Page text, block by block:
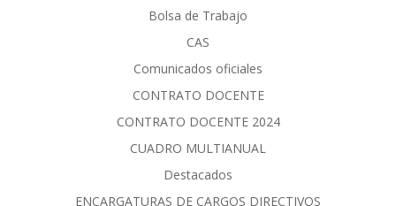
Bolsa de Trabajo
CAS
Comunicados oficiales
CONTRATO DOCENTE
CONTRATO DOCENTE 2024
CUADRO MULTIANUAL
Destacados
ENCARGATURAS DE CARGOS DIRECTIVOS